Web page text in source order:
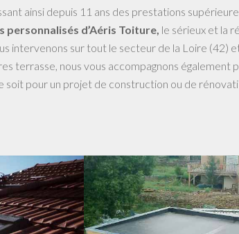
ainsi depuis 11 ans des prestations
personnalisés d’Aéris Toiture, le sérieux et la
intervenons sur tout le secteur de la Loire (42)
terrasse, nous vous accompagnons
soit pour un projet de construction ou de